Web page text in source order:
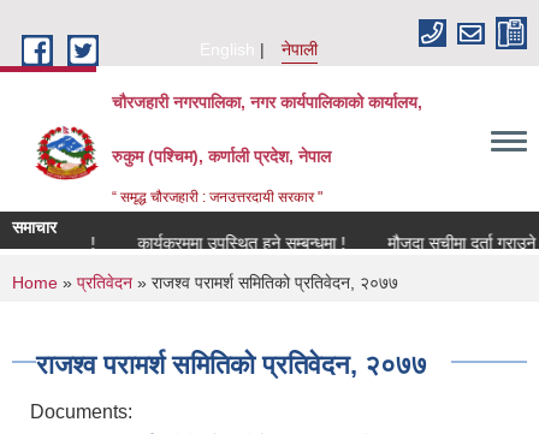
English
नेपाली
चौरजहारी नगरपालिका, नगर कार्यपालिकाको कार्यालय,
रुकुम (पश्चिम), कर्णाली प्रदेश, नेपाल
“ समृद्ध चौरजहारी : जनउत्तरदायी सरकार "
समाचार
कार्यक्रममा उपस्थित हुने सम्बन्धमा ! मौजुदा सूचीमा दर्ता गराउने
You are here
Home » प्रतिवेदन » राजश्व परामर्श समितिको प्रतिवेदन, २०७७
राजश्व परामर्श समितिको प्रतिवेदन, २०७७
Documents: